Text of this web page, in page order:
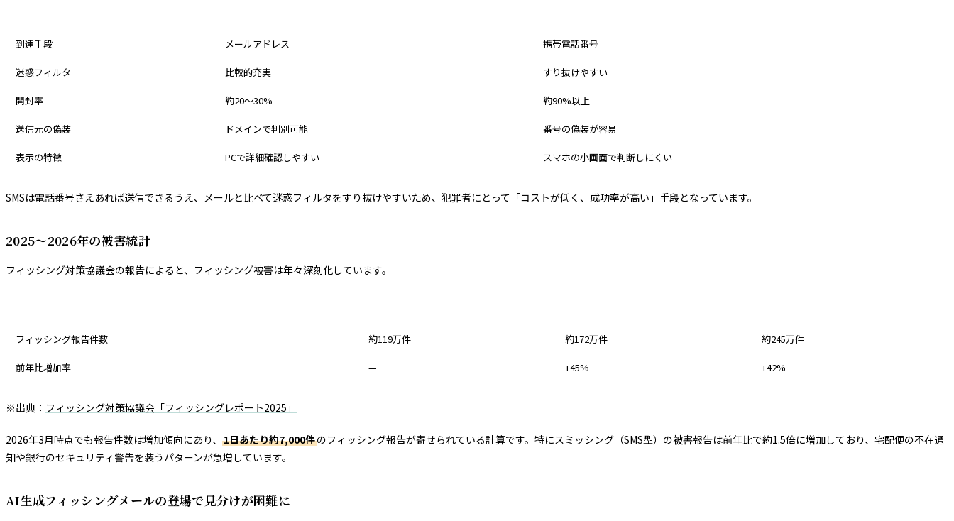
到達手段 メールアドレス 携帯電話番号
迷惑フィルタ 比較的充実 すり抜けやすい
開封率 約20〜30% 約90%以上
送信元の偽装 ドメインで判別可能 番号の偽装が容易
表示の特徴 PCで詳細確認しやすい スマホの小画面で判断しにくい
SMSは電話番号さえあれば送信できるうえ、メールと比べて迷惑フィルタをすり抜けやすいため、犯罪者にとって「コストが低く、成功率が高い」手段となっています。
2025〜2026年の被害統計
フィッシング対策協議会の報告によると、フィッシング被害は年々深刻化しています。
フィッシング報告件数 約119万件 約172万件 約245万件
前年比増加率 — +45% +42%
※出典： フィッシング対策協議会「フィッシングレポート2025」
2026年3月時点でも報告件数は増加傾向にあり、 1日あたり約7,000件のフィッシング報告が寄せられている計算です。特にスミッシング（SMS型）の被害報告は前年比で約1.5倍に増加しており、宅配便の不在通
知や銀行のセキュリティ警告を装うパターンが急増しています。
AI生成フィッシングメールの登場で見分けが困難に